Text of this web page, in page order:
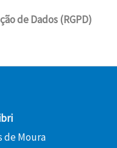
de Dados (RGPD)
de Moura